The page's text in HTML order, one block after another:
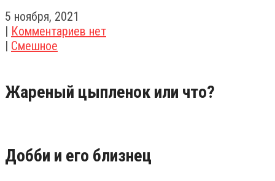
5 ноября, 2021
| Комментариев нет
| Смешное
Жареный цыпленок или что?
Добби и его близнец